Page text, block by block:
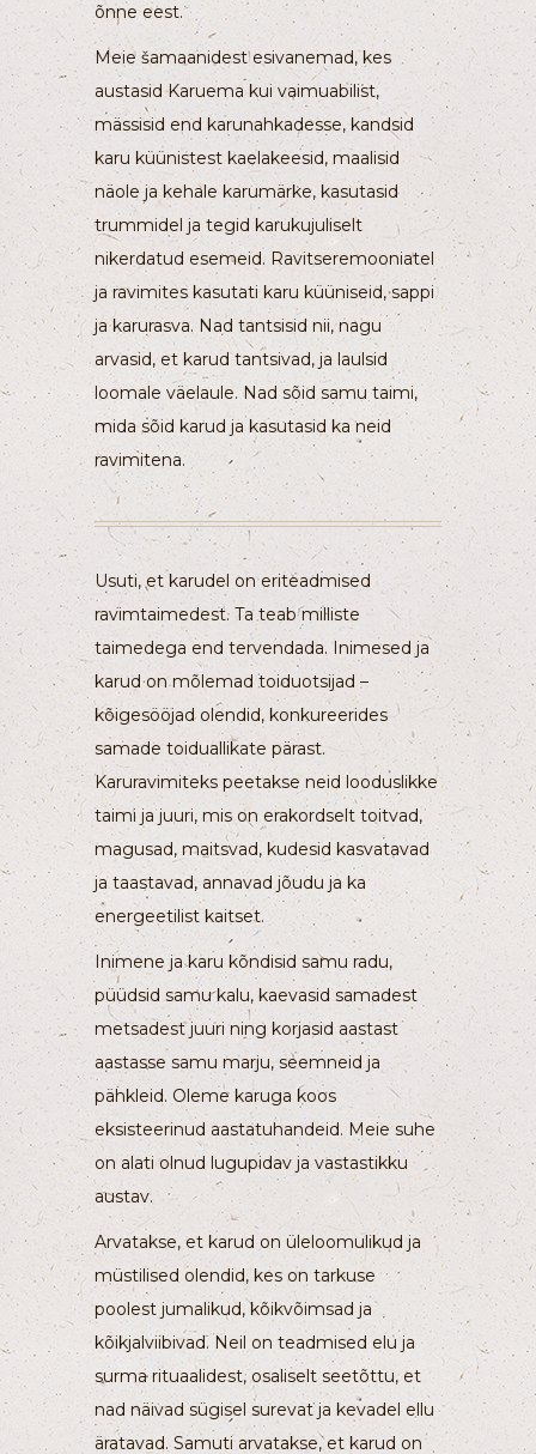
õnne eest.
Meie šamaanidest esivanemad, kes
austasid Karuema kui vaimuabilist,
mässisid end karunahkadesse, kandsid
karu küünistest kaelakeesid, maalisid
näole ja kehale karumärke, kasutasid
trummidel ja tegid karukujuliselt
nikerdatud esemeid. Ravitseremooniatel
ja ravimites kasutati karu küüniseid, sappi
ja karurasva. Nad tantsisid nii, nagu
arvasid, et karud tantsivad, ja laulsid
loomale väelaule. Nad sõid samu taimi,
mida sõid karud ja kasutasid ka neid
ravimitena.
Usuti, et karudel on eriteadmised
ravimtaimedest. Ta teab milliste
taimedega end tervendada. Inimesed ja
karud on mõlemad toiduotsijad –
kõigesööjad olendid, konkureerides
samade toiduallikate pärast.
Karuravimiteks peetakse neid looduslikke
taimi ja juuri, mis on erakordselt toitvad,
magusad, maitsvad, kudesid kasvatavad
ja taastavad, annavad jõudu ja ka
energeetilist kaitset.
Inimene ja karu kõndisid samu radu,
püüdsid samu kalu, kaevasid samadest
metsadest juuri ning korjasid aastast
aastasse samu marju, seemneid ja
pähkleid. Oleme karuga koos
eksisteerinud aastatuhandeid. Meie suhe
on alati olnud lugupidav ja vastastikku
austav.
Arvatakse, et karud on üleloomulikud ja
müstilised olendid, kes on tarkuse
poolest jumalikud, kõikvõimsad ja
kõikjalviibivad. Neil on teadmised elu ja
surma rituaalidest, osaliselt seetõttu, et
nad näivad sügisel surevat ja kevadel ellu
äratavad. Samuti arvatakse, et karud on